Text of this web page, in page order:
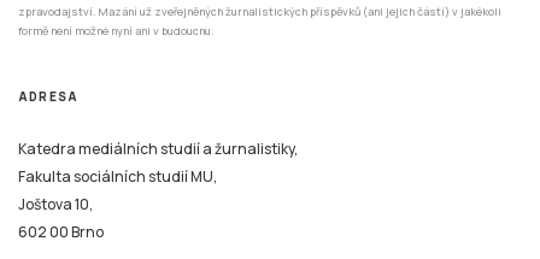
zpravodajství. Mazání už zveřejněných žurnalistických příspěvků (ani jejich částí) v jakékoli
formě není možné nyní ani v budoucnu.
ADRESA
Katedra mediálních studií a žurnalistiky,
Fakulta sociálních studií MU,
Joštova 10,
602 00 Brno